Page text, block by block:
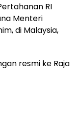
RI
Menteri
di Malaysia,
resmi ke Raja